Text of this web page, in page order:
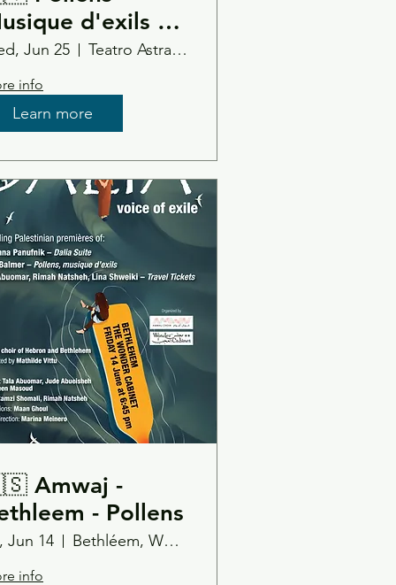
d'exils //
Voce d'esilio
Choir -
Jun 25 Teatro Astra - Vicenza
info
Learn more
Amwaj -
- Pollens
Jun 14 Bethléem, Wonder Cabinet
info